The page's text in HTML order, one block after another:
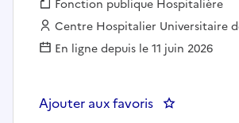
Fonction publique :
Fonction publique Hospitalière
Employeur :
Centre Hospitalier Universitaire
En ligne depuis le 11 juin 2026
Ajouter aux favoris : Secrétaire